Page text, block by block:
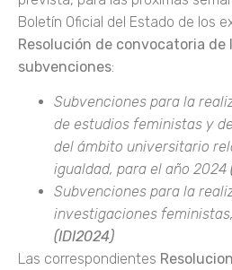
Boletín Oficial del Estado de los
Resolución de convocatoria de
subvenciones:
Subvenciones para la
de estudios feministas y
del ámbito universitario
igualdad, para el año 2024
Subvenciones para la
investigaciones
(IDI2024)
Las correspondientes